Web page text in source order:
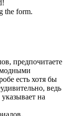
the form.
предпочитаете
модными
есть хотя бы
ведь
на